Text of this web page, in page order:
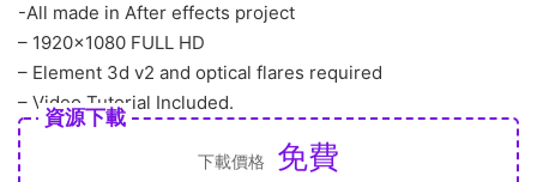
-All made in After effects project
– 1920×1080 FULL HD
– Element 3d v2 and optical flares required
– Video Tutorial Included.
資源下載
下載價格 免費